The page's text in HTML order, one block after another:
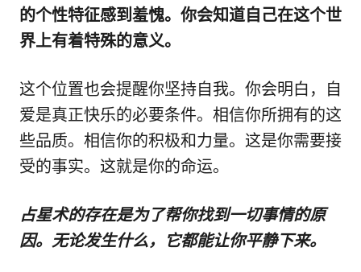
的个性特征感到羞愧。你会知道自己在这个世
界上有着特殊的意义。
这个位置也会提醒你坚持自我。你会明白，自
爱是真正快乐的必要条件。相信你所拥有的这
些品质。相信你的积极和力量。这是你需要接
受的事实。这就是你的命运。
占星术的存在是为了帮你找到一切事情的原
因。无论发生什么，它都能让你平静下来。